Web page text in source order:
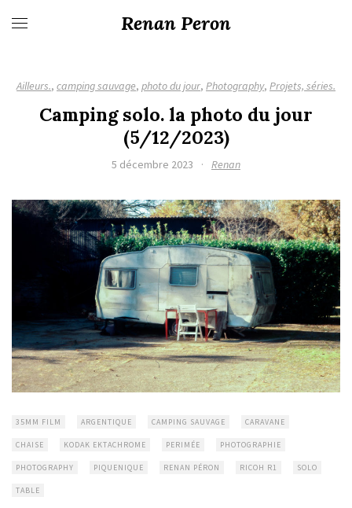
Renan Peron
Ailleurs., camping sauvage, photo du jour, Photography, Projets, séries.
Camping solo. la photo du jour
(5/12/2023)
5 décembre 2023 · Renan
35MM FILM ARGENTIQUE CAMPING SAUVAGE CARAVANE
CHAISE KODAK EKTACHROME PERIMÉE PHOTOGRAPHIE
PHOTOGRAPHY PIQUENIQUE RENAN PÉRON RICOH R1 SOLO
TABLE